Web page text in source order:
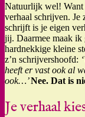
Natuurlijk wel! Want
verhaal schrijven. Je
schrijft is je eigen
jij. Daarmee maak ik
hardnekkige kleine
z’n schrijvershoofd:
heeft er vast ook al
ook…’Nee. Dat is
Je verhaal